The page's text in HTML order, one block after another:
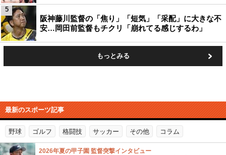
阪神藤川監督の「焦り」「短気」「采配」に大きな不
安…岡田前監督もチクリ「崩れてる感じするわ」
5
もっとみる
最新のスポーツ記事
野球 ゴルフ 格闘技 サッカー その他 コラム
2026年夏の甲子園 監督突撃インタビュー